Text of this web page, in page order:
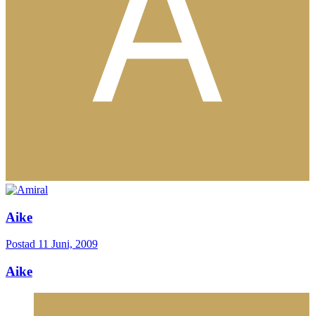
Aike
Postad 11 Juni, 2009
Aike